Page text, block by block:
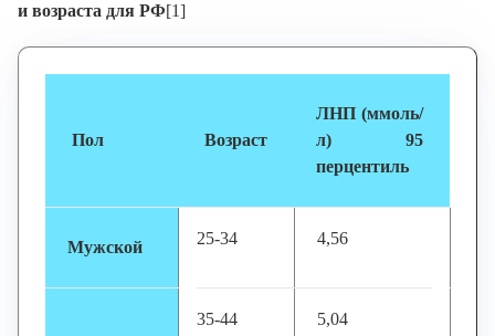
и возраста для РФ[1]
Пол Возраст
ЛНП (ммоль/
л) 95
перцентиль
Мужской 25-34 4,56
35-44 5,04